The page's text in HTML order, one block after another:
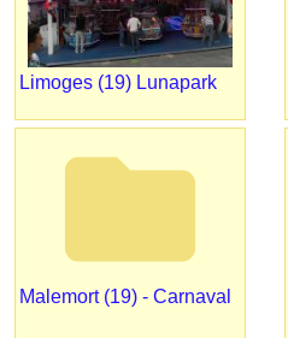
Limoges (19) Lunapark
folder
Malemort (19) - Carnaval